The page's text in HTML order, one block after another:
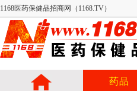
1168医药保健品招商网（1168.TV）
药品